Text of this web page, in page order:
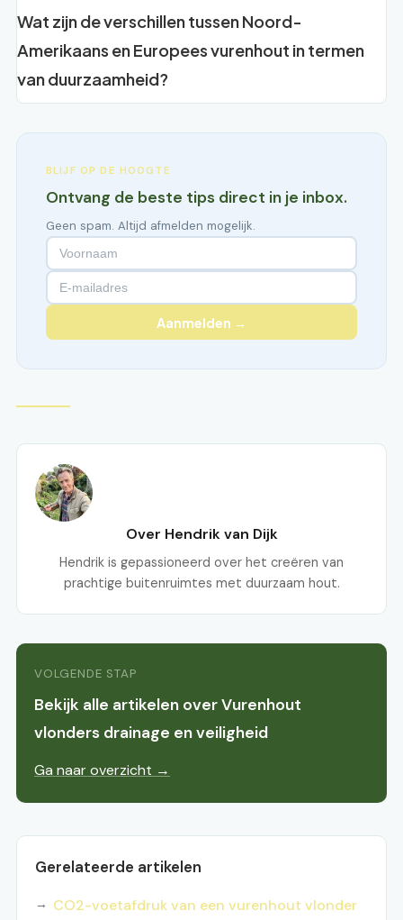
Wat zijn de verschillen tussen Noord-
Amerikaans en Europees vurenhout in termen
van duurzaamheid?
BLIJF OP DE HOOGTE
Ontvang de beste tips direct in je inbox.
Geen spam. Altijd afmelden mogelijk.
Aanmelden →
Over Hendrik van Dijk
Hendrik is gepassioneerd over het creëren van
prachtige buitenruimtes met duurzaam hout.
VOLGENDE STAP
Bekijk alle artikelen over Vurenhout
vlonders drainage en veiligheid
Ga naar overzicht →
Gerelateerde artikelen
CO2-voetafdruk van een vurenhout vlonder